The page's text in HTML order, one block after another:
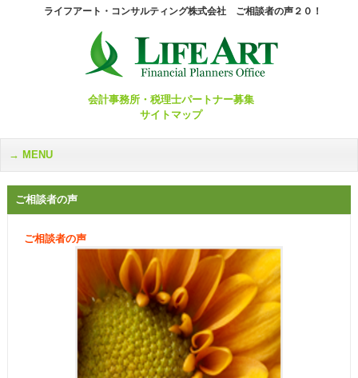
ライフアート・コンサルティング株式会社 ご相談者の声２０！
会計事務所・税理士パートナー募集
サイトマップ
MENU
ご相談者の声
ご相談者の声